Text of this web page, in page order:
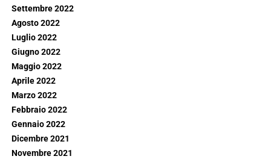
Settembre 2022
Agosto 2022
Luglio 2022
Giugno 2022
Maggio 2022
Aprile 2022
Marzo 2022
Febbraio 2022
Gennaio 2022
Dicembre 2021
Novembre 2021